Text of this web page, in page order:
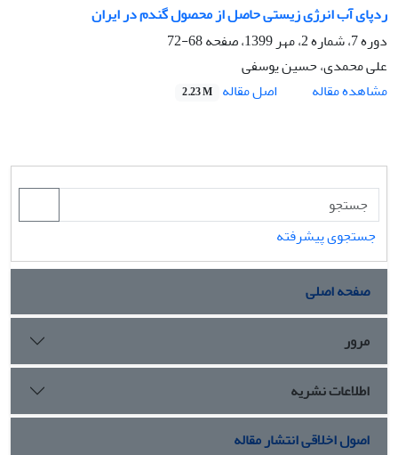
ردپای آب انرژی زیستی حاصل از محصول گندم در ایران
دوره 7، شماره 2، مهر 1399، صفحه
68-72
علی محمدی، حسین یوسفی
مشاهده مقاله
اصل مقاله 2.23 M
جستجوی پیشرفته
صفحه اصلی
مرور
اطلاعات نشریه
اصول اخلاقی انتشار مقاله